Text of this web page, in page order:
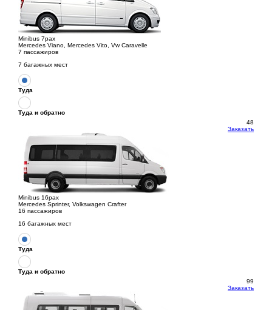
Minibus 7pax
Mercedes Viano, Mercedes Vito, Vw Caravelle
7 пассажиров
7 багажных мест
Туда
Туда и обратно
48
Заказать
Minibus 16pax
Mercedes Sprinter, Volkswagen Crafter
16 пассажиров
16 багажных мест
Туда
Туда и обратно
99
Заказать